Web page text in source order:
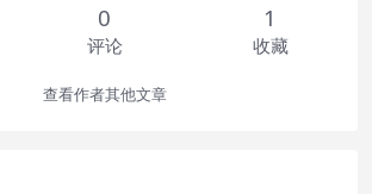
0
评论
1
收藏
查看作者其他文章